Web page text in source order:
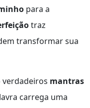
para a
traz
transformar sua
verdadeiros mantras
carrega uma